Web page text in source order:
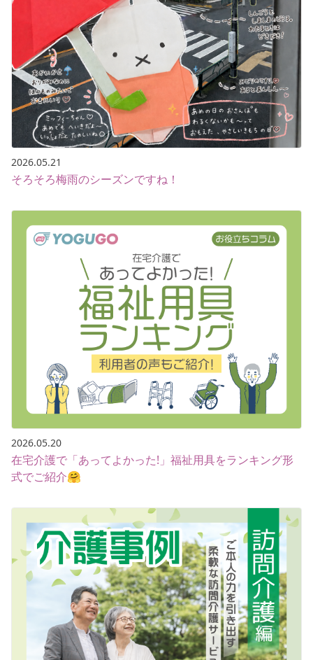
2026.05.21
そろそろ梅雨のシーズンですね！
2026.05.20
在宅介護で「あってよかった!」福祉用具をランキング形
式でご紹介🤗